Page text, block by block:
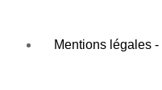
Mentions légales